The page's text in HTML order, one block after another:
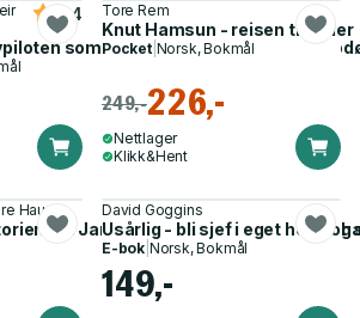
som skapte mentale mirakler i
4.4 Tore Rem
Knut Hamsun - reisen til Hitler
Pocket| Norsk, Bokmål
249,-226,-
Nettlager
Klikk&Hent
Haug
om Jan Baalsrud og de som reddet
David Goggins
Usårlig - bli sjef i eget hode og
E-bok Norsk, Bokmål
149,-